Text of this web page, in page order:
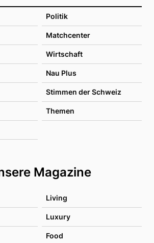
Politik
Matchcenter
Wirtschaft
Nau Plus
Stimmen der Schweiz
Themen
Magazine
Living
Luxury
Food